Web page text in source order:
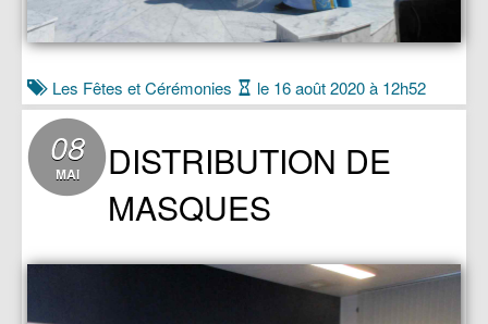
Les Fêtes et Cérémonies le 16 août 2020 à 12h52
08
MAI
DISTRIBUTION DE
MASQUES